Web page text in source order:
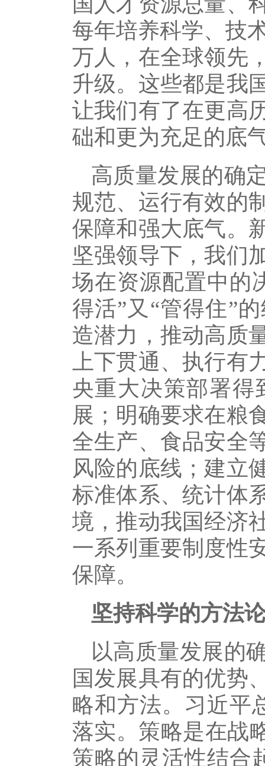
每年培养科学、技
万人，在全球领先
升级。这些都是我
让我们有了在更高
础和更为充足的底
高质量发展的确
规范、运行有效的
保障和强大底气。
坚强领导下，我们
场在资源配置中的
得活”又“管得住”
造潜力，推动高质
上下贯通、执行
央重大决策部署得
展；明确要求在粮
全生产、食品安全
风险的底线；建立
标准体系、统计体
境，推动我国经济
一系列重要制度性
保障。
坚持科学的方法
以高质量发展的
国发展具有的优势
略和方法。习近平
落实。策略是在战
策略的灵活性结合